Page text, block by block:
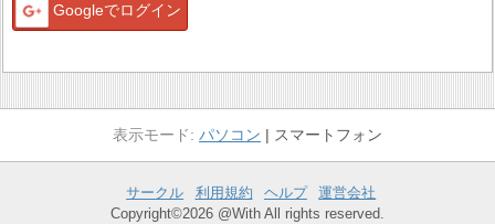
Googleでログイン
パソコン スマートフォン
サークル 利用規約 ヘルプ
運営会社
Copyright©2026 @With All rights reserved.